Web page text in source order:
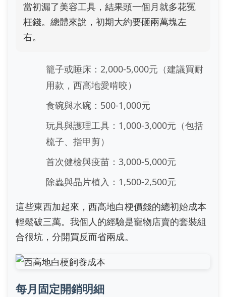
當初漏了美容工具，結果頭一個月就多花冤
枉錢。總體來說，初期大約要砸兩萬塊左
右。
籠子或睡床：2,000-5,000元（建議買耐
用款，西高地愛啃咬）
食碗與水碗：500-1,000元
玩具與護理工具：1,000-3,000元（包括
梳子、指甲剪）
首次健檢與疫苗：3,000-5,000元
除蟲與晶片植入：1,500-2,500元
這些東西加起來，西高地白梗價錢的總初始成本
輕鬆破三萬。我個人的經驗是寵物店賣的套裝組
合很坑，分開買反而省兩成。
每月固定開銷明細